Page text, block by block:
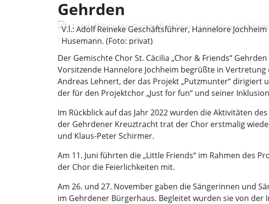
Gehrden
V.l.: Adolf Reineke Geschäftsführer, Hannelore
Husemann. (Foto: privat)
Der Gemischte Chor St. Cäcilia „Chor & Friends“
Vorsitzende Hannelore Jochheim begrüßte in
Andreas Lehnert, der das Projekt „Putzmunter“ dirigiert
der für den Projektchor „Just for fun“ und seiner
Im Rückblick auf das Jahr 2022 wurden die Aktivitäten
der Gehrdener Kreuztracht trat der Chor erstmalig
und Klaus-Peter Schirmer.
Am 11. Juni führten die „Little Friends“ im Rahmen des
der Chor die Feierlichkeiten mit.
Am 26. und 27. November gaben die Sängerinnen und
im Gehrdener Bürgerhaus. Begleitet wurden sie von der